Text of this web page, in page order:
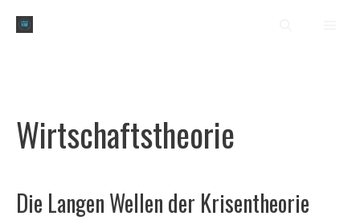
Inhalt
Wirtschaftstheorie
Die Langen Wellen der Krisentheorie